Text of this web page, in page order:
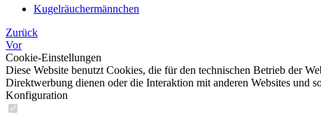
Kugelräuchermännchen
Zurück
Vor
Cookie-Einstellungen
Diese Website benutzt Cookies, die für den technischen Betrieb der
Direktwerbung dienen oder die Interaktion mit anderen Websites und
Konfiguration